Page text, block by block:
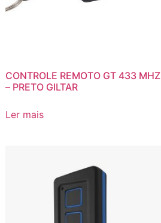
CONTROLE REMOTO GT 433 MHZ
– PRETO GILTAR
Ler mais